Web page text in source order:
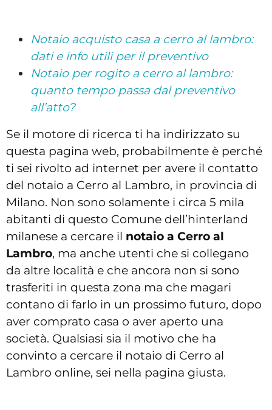
Notaio acquisto casa a cerro al lambro:
dati e info utili per il preventivo
Notaio per rogito a cerro al lambro:
quanto tempo passa dal preventivo
all’atto?
Se il motore di ricerca ti ha indirizzato su
questa pagina web, probabilmente è perché
ti sei rivolto ad internet per avere il contatto
del notaio a Cerro al Lambro, in provincia di
Milano. Non sono solamente i circa 5 mila
abitanti di questo Comune dell’hinterland
milanese a cercare il notaio a Cerro al
Lambro, ma anche utenti che si collegano
da altre località e che ancora non si sono
trasferiti in questa zona ma che magari
contano di farlo in un prossimo futuro, dopo
aver comprato casa o aver aperto una
società. Qualsiasi sia il motivo che ha
convinto a cercare il notaio di Cerro al
Lambro online, sei nella pagina giusta.